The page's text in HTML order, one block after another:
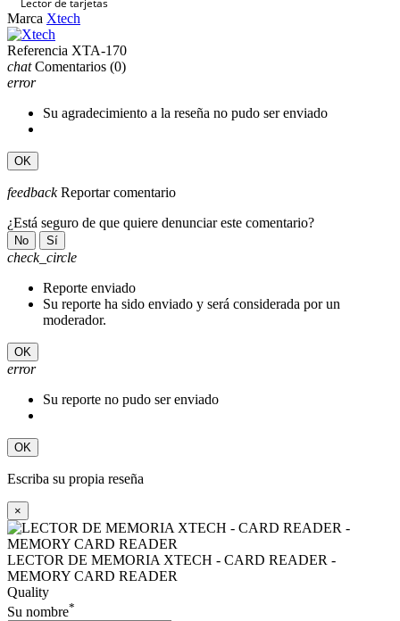
Lector de tarjetas
Marca Xtech
Referencia XTA-170
chat Comentarios (0)
error
Su agradecimiento a la reseña no pudo ser enviado
OK
feedback Reportar comentario
¿Está seguro de que quiere denunciar este comentario?
No Sí
check_circle
Reporte enviado
Su reporte ha sido enviado y será considerada por un
moderador.
OK
error
Su reporte no pudo ser enviado
OK
Escriba su propia reseña
×
LECTOR DE MEMORIA XTECH - CARD READER -
MEMORY CARD READER
Quality
Su nombre*